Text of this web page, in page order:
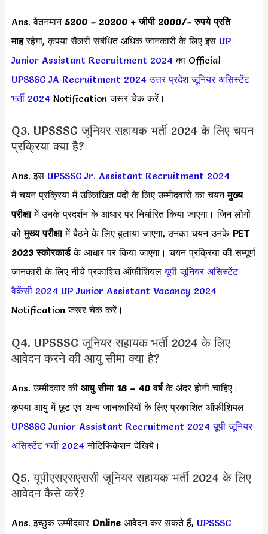
Ans. वेतनमान 5200 – 20200 + जीपी 2000/- रुपये प्रति
माहरहेगा, कृपया सैलरी संबंधित अधिक जानकारी के लिए इस UP
Junior Assistant Recruitment 2024 का Official
UPSSSC JA Recruitment 2024 उत्तर प्रदेश जूनियर असिस्टेंट
भर्ती 2024 Notification जरूर चेक करें।
Q3. UPSSSC जूनियर सहायक भर्ती 2024 के लिए चयन
प्रक्रिया क्या है?
Ans. इस UPSSSC Jr. Assistant Recruitment 2024
में चयन प्रक्रिया में उल्लिखित पदों के लिए उम्मीदवारों का चयनमुख्य
परीक्षामें उनके प्रदर्शन के आधार पर निर्धारित किया जाएगा। जिन लोगों
कोमुख्य परीक्षामें बैठने के लिए बुलाया जाएगा, उनका चयन उनकेPET
2023 स्कोरकार्डके आधार पर किया जाएगा। चयन प्रक्रिया की सम्पूर्ण
जानकारी के लिए नीचे प्रकाशित ऑफीशियलयूपी जूनियर असिस्टेंट
वैकेंसी 2024 UP Junior Assistant Vacancy 2024
Notification जरूर चेक करें।
Q4. UPSSSC जूनियर सहायक भर्ती 2024 के लिए
आवेदन करने की आयु सीमा क्या है?
Ans. उम्मीदवार की आयु सीमा 18 – 40 वर्षके अंदर होनी चाहिए।
कृपया आयु में छूट एवं अन्य जानकारियों के लिए प्रकाशित ऑफीशियल
UPSSSC Junior Assistant Recruitment 2024यूपी जूनियर
असिस्टेंट भर्ती 2024 नोटिफिकेशन देखिये।
Q5. यूपीएसएसएससी जूनियर सहायक भर्ती 2024 के लिए
आवेदन कैसे करें?
Ans. इच्छुक उम्मीदवार Online आवेदन कर सकते हैं, UPSSSC